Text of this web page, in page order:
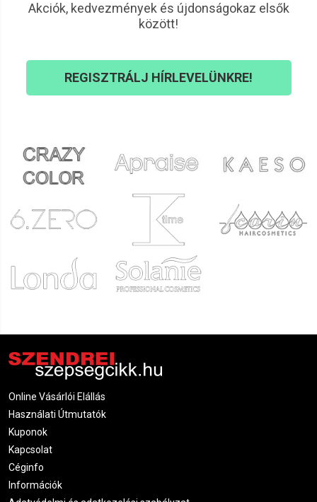
Akciók, kedvezmények és újdonságokaz elsők
között!
REGISZTRÁLJ HÍRLEVELÜNKRE!
Online Vásárlói Elállás
Használati Útmutatók
Kuponok
Kapcsolat
Céginfo
Információk